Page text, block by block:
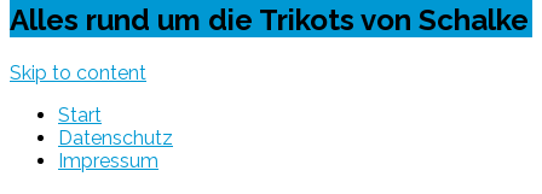
Alles rund um die Trikots von Schalke
Skip to content
Start
Datenschutz
Impressum